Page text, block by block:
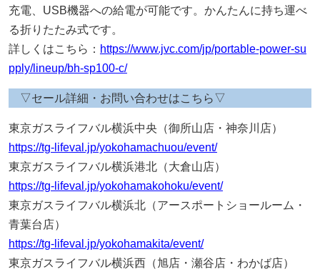
充電、USB機器への給電が可能です。かんたんに持ち運べ
る折りたたみ式です。
詳しくはこちら： https://www.jvc.com/jp/portable-power-su
pply/lineup/bh-sp100-c/
▽セール詳細・お問い合わせはこちら▽
東京ガスライフバル横浜中央（御所山店・神奈川店）
https://tg-lifeval.jp/yokohamachuou/event/
東京ガスライフバル横浜港北（大倉山店）
https://tg-lifeval.jp/yokohamakohoku/event/
東京ガスライフバル横浜北（アースポートショールーム・
青葉台店）
https://tg-lifeval.jp/yokohamakita/event/
東京ガスライフバル横浜西（旭店・瀬谷店・わかば店）